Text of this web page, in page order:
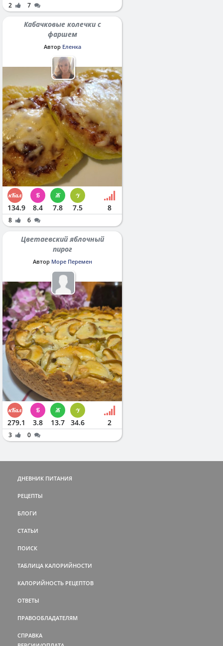
2 7
Кабачковые колечки с
фаршем
Автор Еленка
134.9 8.4 7.8 7.5 8
8 6
Цветаевский яблочный
пирог
Автор Море Перемен
279.1 3.8 13.7 34.6 2
3 0
ДНЕВНИК ПИТАНИЯ
РЕЦЕПТЫ
БЛОГИ
СТАТЬИ
ПОИСК
ТАБЛИЦА КАЛОРИЙНОСТИ
КАЛОРИЙНОСТЬ РЕЦЕПТОВ
ОТВЕТЫ
ПРАВООБЛАДАТЕЛЯМ
СПРАВКА